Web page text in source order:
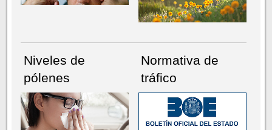
Niveles de
pólenes
Normativa de
tráfico